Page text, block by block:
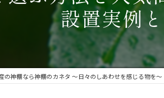
設置実例
の神棚なら神棚のカネタ ～日々のしあわせを感じる物を～